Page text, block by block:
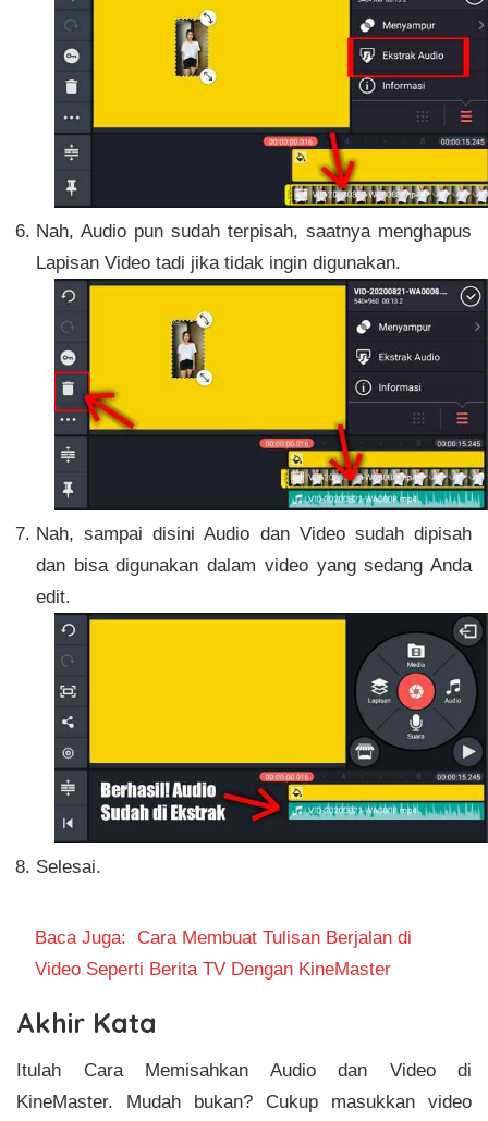
Nah, Audio pun sudah terpisah, saatnya menghapus
Lapisan Video tadi jika tidak ingin digunakan.
Nah, sampai disini Audio dan Video sudah dipisah
dan bisa digunakan dalam video yang sedang Anda
edit.
Selesai.
Baca Juga: Cara Membuat Tulisan Berjalan di
Video Seperti Berita TV Dengan KineMaster
Akhir Kata
Itulah Cara Memisahkan Audio dan Video di
KineMaster. Mudah bukan? Cukup masukkan video